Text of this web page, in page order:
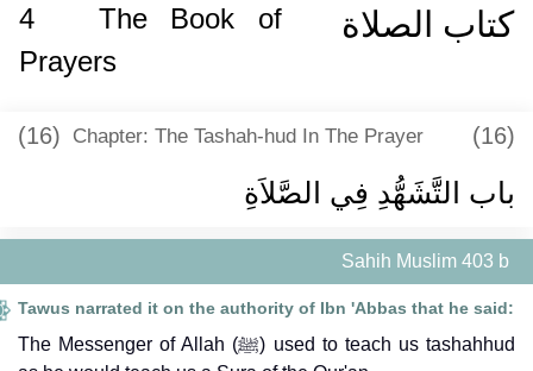
كتاب الصلاة 4
The Book of
Prayers
(16) Chapter: The Tashah-hud In The Prayer (16)
باب التَّشَهُّدِ فِي الصَّلاَةِ ‏
Sahih Muslim 403 b
Tawus narrated it on the authority of Ibn 'Abbas that he said:
The Messenger of Allah (ﷺ) used to teach us tashahhud